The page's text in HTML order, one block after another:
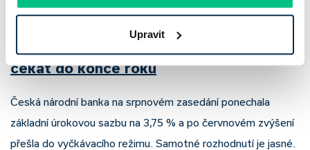
Upravit
čekat do konce roku
Česká národní banka na srpnovém zasedání ponechala
základní úrokovou sazbu na 3,75 % a po červnovém zvýšení
přešla do vyčkávacího režimu. Samotné rozhodnutí je jasné.